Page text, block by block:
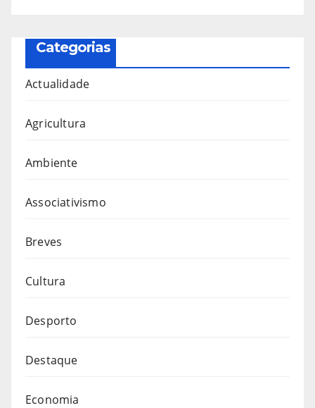
Categorias
Actualidade
Agricultura
Ambiente
Associativismo
Breves
Cultura
Desporto
Destaque
Economia